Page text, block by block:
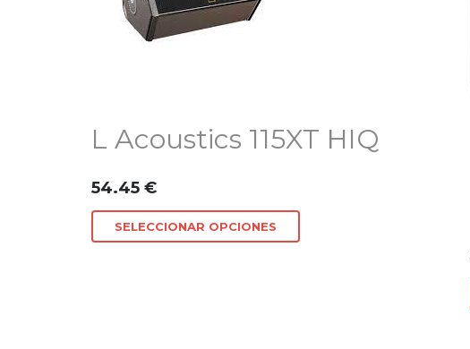
L Acoustics 115XT HIQ
54.45 €
SELECCIONAR OPCIONES